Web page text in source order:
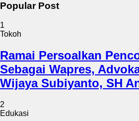
Popular Post
1
Tokoh
Ramai Persoalkan
Sebagai Wapres,
Wijaya Subiyanto, SH
2
Edukasi